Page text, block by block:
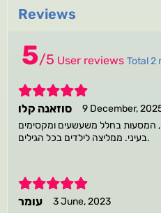
Reviews
5/5 User reviews Total 2
5
סוזאנה קלו
9 December,
המסעות בחלל משעשעים ומקסימים
בעיני. ממליצה לילדים בכל הגילים.
5
עומר
3 June, 2023